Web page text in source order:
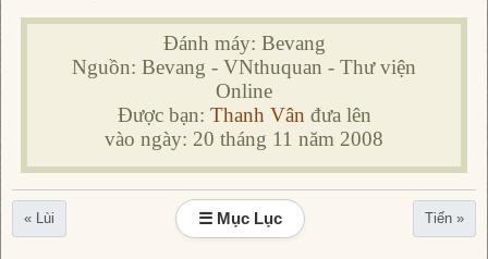
Đánh máy: Bevang
Nguồn: Bevang - VNthuquan - Thư viện
Online
Được bạn: Thanh Vân đưa lên
vào ngày: 20 tháng 11 năm 2008
« Lùi ☰ Mục Lục Tiến »